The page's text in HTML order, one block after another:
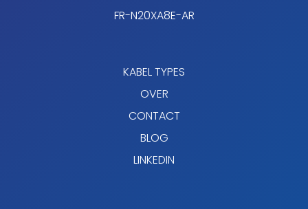
FR-N20XA8E-AR
KABEL TYPES
OVER
CONTACT
BLOG
LINKEDIN